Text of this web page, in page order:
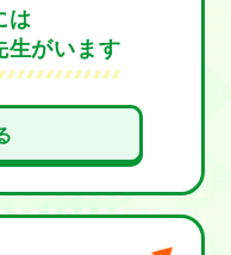
は
生がいます
ず、不安もあり
すぐに答えを教
間違えたか」を
同じミスが少な
一人ひとりに寄